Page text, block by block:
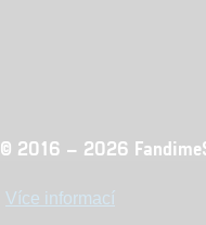
Více informací
© 2016 – 2026